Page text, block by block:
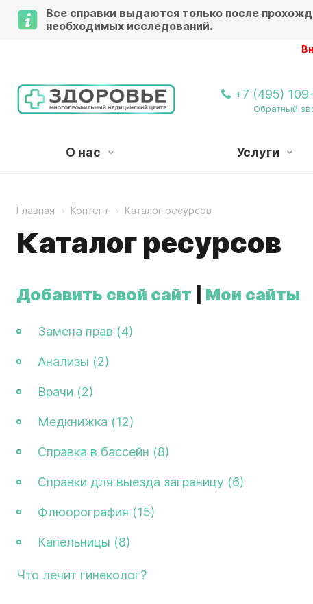
Все справки выдаются только после
необходимых исследований.
+7 (495)
Обратный
О нас Услуги
Главная Контент Каталог ресурсов
Каталог ресурсов
Добавить свой сайт Мои сайты
Замена прав (4)
Анализы (2)
Врачи (2)
Медкнижка (12)
Справка в бассейн (8)
Справки для выезда заграницу (6)
Флюорография (15)
Капельницы (8)
Что лечит гинеколог?